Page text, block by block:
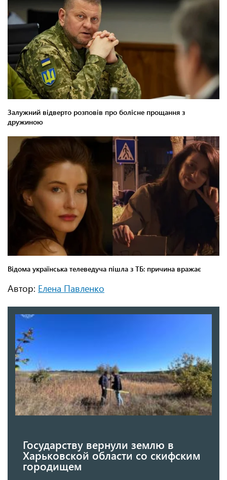
Автор: Елена Павленко
Государству вернули землю в
Харьковской области со скифским
городищем